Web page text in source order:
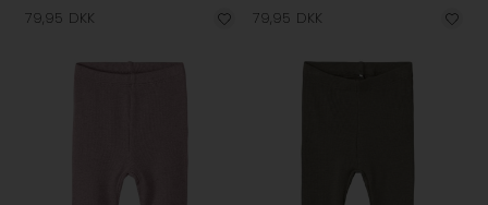
79,95 DKK 79,95 DKK